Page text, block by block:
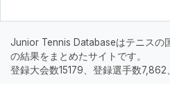
Junior Tennis Databaseはテニスの
の結果をまとめたサイトです。
登録大会数15179、登録選手数